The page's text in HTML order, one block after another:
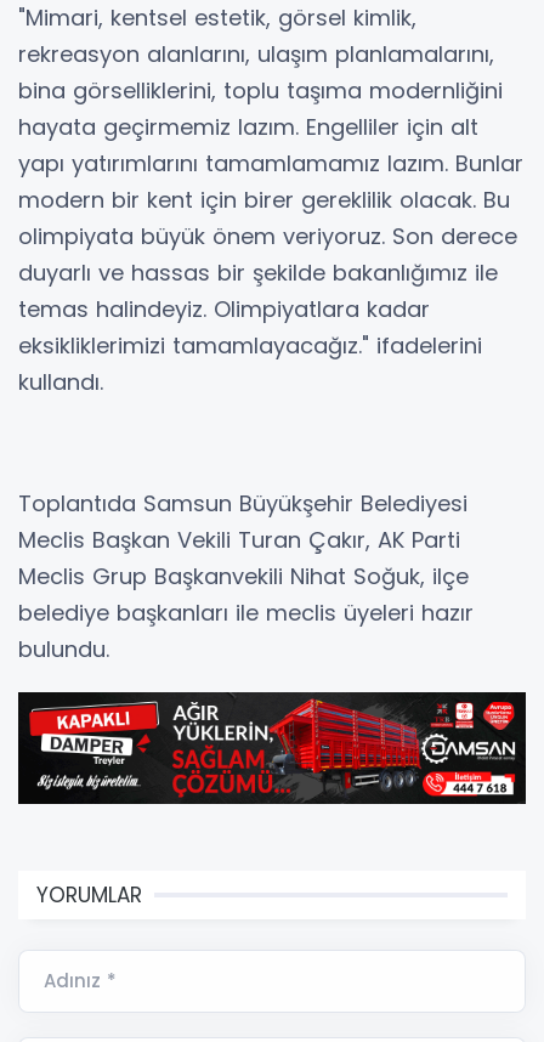
"Mimari, kentsel estetik, görsel kimlik,
rekreasyon alanlarını, ulaşım planlamalarını,
bina görselliklerini, toplu taşıma modernliğini
hayata geçirmemiz lazım. Engelliler için alt
yapı yatırımlarını tamamlamamız lazım. Bunlar
modern bir kent için birer gereklilik olacak. Bu
olimpiyata büyük önem veriyoruz. Son derece
duyarlı ve hassas bir şekilde bakanlığımız ile
temas halindeyiz. Olimpiyatlara kadar
eksikliklerimizi tamamlayacağız." ifadelerini
kullandı.
Toplantıda Samsun Büyükşehir Belediyesi
Meclis Başkan Vekili Turan Çakır, AK Parti
Meclis Grup Başkanvekili Nihat Soğuk, ilçe
belediye başkanları ile meclis üyeleri hazır
bulundu.
YORUMLAR
Adınız *